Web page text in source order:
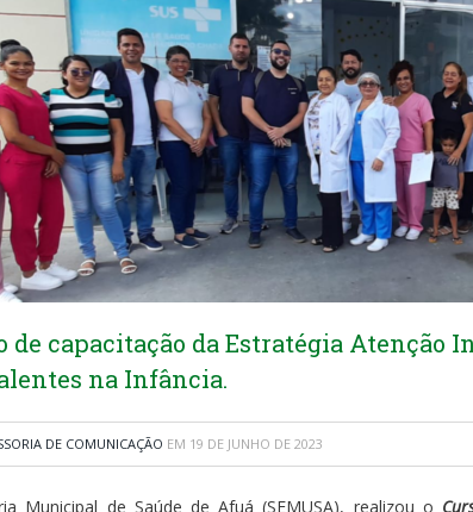
de capacitação da Estratégia Atenção
na Infância.
DE COMUNICAÇÃO EM 19 DE JUNHO DE 2023
Municipal de Saúde de Afuá (SEMUSA), realizou o